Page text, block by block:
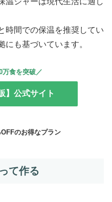
時間での保温を推奨してい
にも基づいています。
万食を突破／
】公式サイト
のお得なプラン
て作る